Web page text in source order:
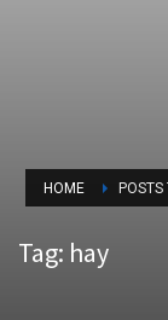
HOME POSTS
Tag: hay